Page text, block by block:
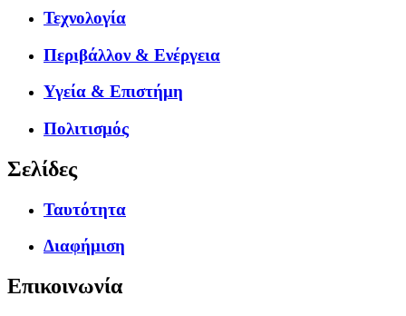
Τεχνολογία
Περιβάλλον & Ενέργεια
Υγεία & Επιστήμη
Πολιτισμός
Σελίδες
Ταυτότητα
Διαφήμιση
Επικοινωνία